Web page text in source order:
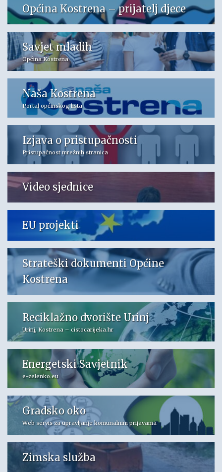
Općina Kostrena – prijatelj djece
Savjet mladih
Općina Kostrena
Naša Kostrena
Portal općinskog lista
Izjava o pristupačnosti
Pristupačnost mrežnih stranica
Video sjednice
EU projekti
Strateški dokumenti Općine
Kostrena
Reciklažno dvorište Urinj
Urinj, Kostrena – cistocarijeka.hr
Energetski Savjetnik
e-zelenko.eu
Gradsko oko
Web servis za upravljanje komunalnim prijavama
Zimska služba